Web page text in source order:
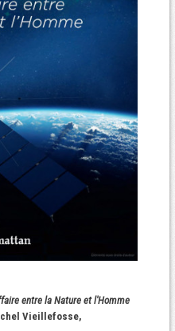
entre la Nature et l'Homme
Vieillefosse,